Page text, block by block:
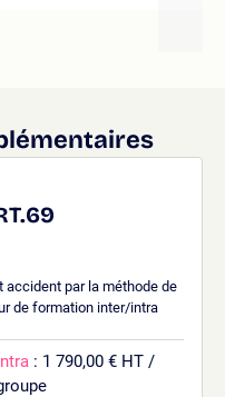
accident par la méthode de
de formation inter/intra
: 1 790,00 € HT /